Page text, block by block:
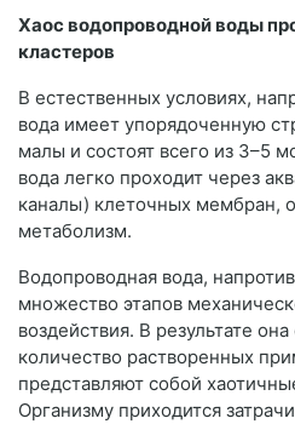
Хаос водопроводной воды
кластеров
В естественных условиях,
вода имеет упорядоченную
малы и состоят всего из 3–5
вода легко проходит через
каналы) клеточных мембран,
метаболизм.
Водопроводная вода,
множество этапов
воздействия. В результате
количество растворенных
представляют собой
Организму приходится